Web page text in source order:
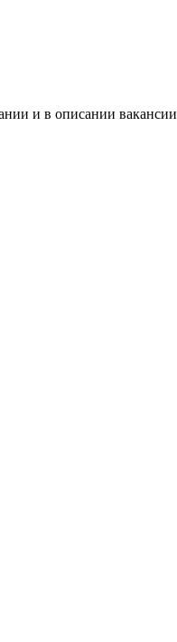
и в описании вакансии